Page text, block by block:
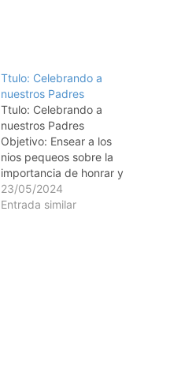
Ttulo: Celebrando a
nuestros Padres
Ttulo: Celebrando a
nuestros Padres
Objetivo: Ensear a los
nios pequeos sobre la
importancia de honrar y
amar a sus padres, y
celebrar el Da del Padre.
23/05/2024
Entrada similar